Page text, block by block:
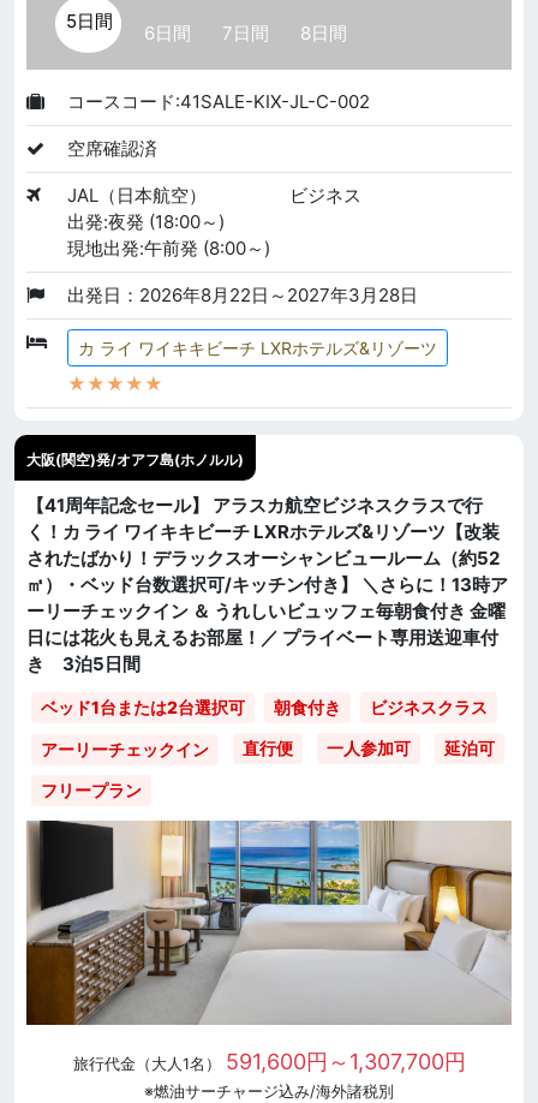
5日間
6日間 7日間 8日間
コースコード:41SALE-KIX-JL-C-002
空席確認済
JAL（日本航空）
ビジネス
出発:夜発 (18:00～)
現地出発:午前発 (8:00～)
出発日：2026年8月22日～2027年3月28日
カ ライ ワイキキビーチ LXRホテルズ&リゾーツ
★★★★★
大阪(関空)発/オアフ島(ホノルル)
【41周年記念セール】 アラスカ航空ビジネスクラスで行
く！カ ライ ワイキキビーチ LXRホテルズ&リゾーツ【改装
されたばかり！デラックスオーシャンビュールーム（約52
㎡）・ベッド台数選択可/キッチン付き】 ＼さらに！13時ア
ーリーチェックイン ＆ うれしいビュッフェ毎朝食付き 金曜
日には花火も見えるお部屋！／ プライベート専用送迎車付
き 3泊5日間
ベッド1台または2台選択可 朝食付き ビジネスクラス
アーリーチェックイン 直行便 一人参加可 延泊可
フリープラン
旅行代金（大人1名） 591,600円～1,307,700円
※燃油サーチャージ込み/海外諸税別